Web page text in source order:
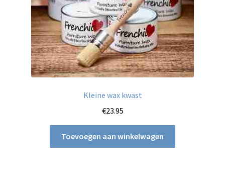
Kleine wax kwast
€23.95
Toevoegen aan winkelwagen